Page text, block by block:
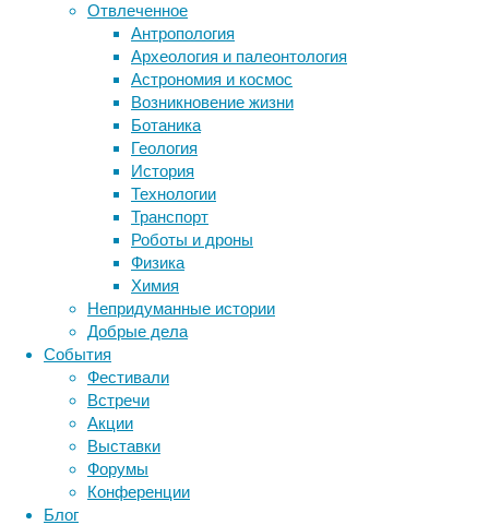
Отвлеченное
Антропология
Археология и палеонтология
Астрономия и космос
Возникновение жизни
Ботаника
Геология
История
Технологии
Транспорт
Роботы и дроны
Физика
Химия
Непридуманные истории
Добрые дела
События
Фестивали
Встречи
Акции
Выставки
Форумы
Конференции
Блог
т.д.
Такую
процедуру
можно
рассматривать
только
как
эффективный
способ
лечения.
Современные
люди
посещают
массажные
Метки
ДНК бактерии биология
биотехнология вирусы
генетика дети
здоровье
инструменты и методы
исследования
лекарства медицина
мозг наука
нейробиология
нейрофизиология
поведение
сон социальные проблемы
физиология
эмоции